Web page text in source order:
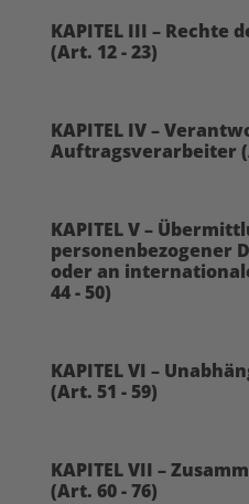
KAPITEL III – Rechte
(Art. 12 - 23)
KAPITEL IV –
Auftragsverarbeiter
KAPITEL V –
personenbezogener
oder an
44 - 50)
KAPITEL VI –
(Art. 51 - 59)
KAPITEL VII –
(Art. 60 - 76)